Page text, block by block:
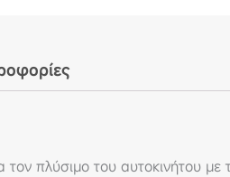
πλύσιμο του αυτοκινήτου με